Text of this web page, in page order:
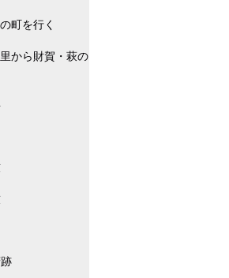
町を行く
から財賀・萩の